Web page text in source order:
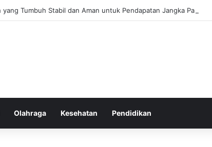
yang Tumbuh Stabil dan Aman untuk Pendapatan Jangka Panjang
Olahraga Kesehatan Pendidikan